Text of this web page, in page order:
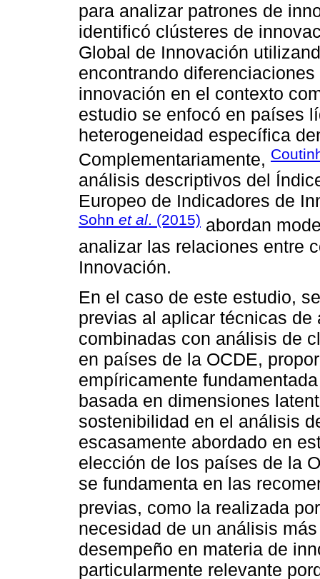
para analizar patrones de
identificó clústeres de
Global de Innovación
encontrando
innovación en el contexto
estudio se enfocó en países
heterogeneidad específica
Complementariamente,
análisis descriptivos del
Europeo de Indicadores de
Sohn et al. (2015) abordan
analizar las relaciones entre
Innovación.
En el caso de este estudio,
previas al aplicar técnicas
combinadas con análisis de
en países de la OCDE,
empíricamente
basada en dimensiones
sostenibilidad en el análisis
escasamente abordado en
elección de los países de la
se fundamenta en las
previas, como la realizada
necesidad de un análisis
desempeño en materia de
particularmente relevante